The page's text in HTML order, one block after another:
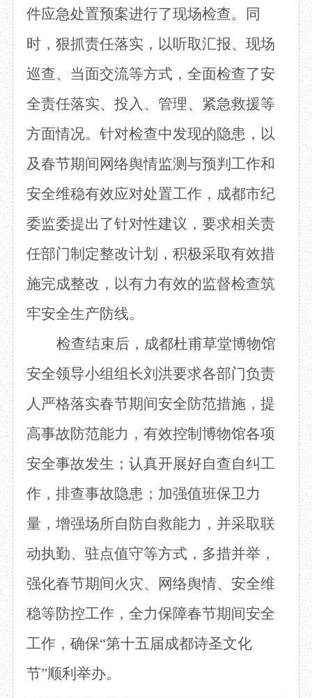
件应急处置预案进行了现场检查。
同
时， 狠抓责任落实， 以听取汇报、 现场
巡查、 当面交流等方式，全面检查了安
全责任落实、投入、管理、紧急救援等
方面情况。针对检查中发现的隐患， 以
及春节期间网络舆情监测与预判工作和
安全维稳有效应对处置工作，成都市纪
委监委提出了针对性建议，要求相关责
任部门制定整改计划，积极采取有效措
施完成整改，以有力有效的监督检查筑
牢安全生产防线。
检查结束后， 成都杜甫草堂博物馆
安全领导小组组长刘洪要求各部门负责
人严格落实春节期间安全防范措施，提
高事故防范能力，有效控制博物馆各项
安全事故发生；认真开展好自查自纠工
作，排查事故隐患；加强值班保卫力
量，增强场所自防自救能力，并采取联
动执勤、驻点值守等方式，多措并举 ，
强化春节期间火灾、网络舆情、安全维
稳等防控工作，全力保障春节期间安全
工作，确保“第十五届成都诗圣文化
节”顺利 举办。